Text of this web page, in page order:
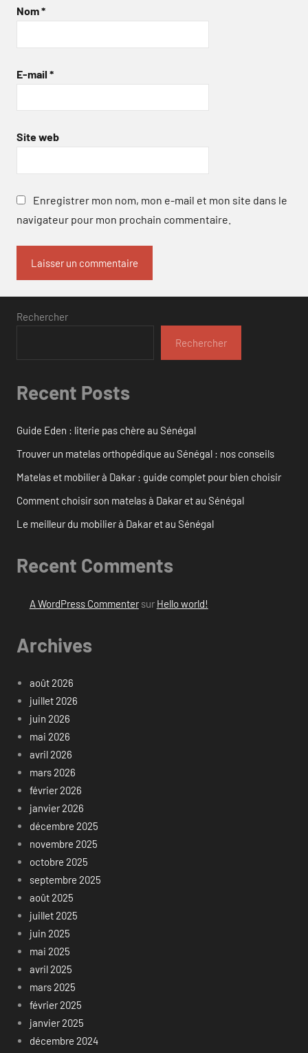
Nom*
E-mail *
Site web
Enregistrer mon nom, mon e-mail et mon site dans le
navigateur pour mon prochain commentaire.
Rechercher
Rechercher
Recent Posts
Guide Eden : literie pas chère au Sénégal
Trouver un matelas orthopédique au Sénégal : nos conseils
Matelas et mobilier à Dakar : guide complet pour bien choisir
Comment choisir son matelas à Dakar et au Sénégal
Le meilleur du mobilier à Dakar et au Sénégal
Recent Comments
A WordPress Commentersur Hello world!
Archives
août 2026
juillet 2026
juin 2026
mai 2026
avril 2026
mars 2026
février 2026
janvier 2026
décembre 2025
novembre 2025
octobre 2025
septembre 2025
août 2025
juillet 2025
juin 2025
mai 2025
avril 2025
mars 2025
février 2025
janvier 2025
décembre 2024